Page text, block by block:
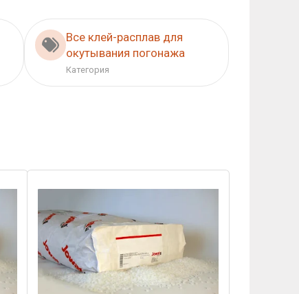
Все клей-расплав для
окутывания погонажа
Категория